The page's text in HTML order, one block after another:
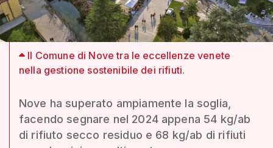
Il Comune di Nove tra le eccellenze venete
nella gestione sostenibile dei rifiuti.
Nove ha superato ampiamente la soglia,
facendo segnare nel 2024 appena 54 kg/ab
di rifiuto secco residuo e 68 kg/ab di rifiuti